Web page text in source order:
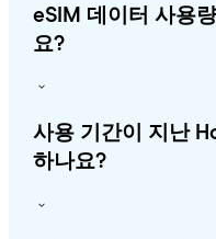
eSIM 데이터 사용
요?
사용 기간이 지난
하나요?